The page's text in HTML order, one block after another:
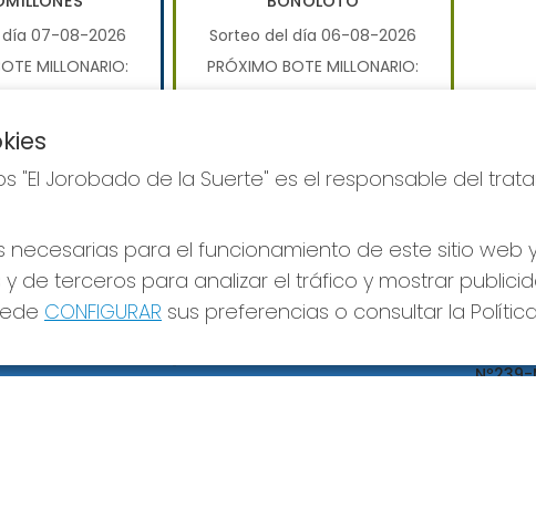
07-08-2026
MILLONARIO:
Sorteo del día 06-08-2026
PRÓXIMO BOTE MILLONARIO:
JUGAR BONOLOTO
"EL
REDES SOCIALES
"El Jorobado de la Suerte" es el responsable del
necesarias para el funcionamiento de este sitio web
y de terceros para analizar el tráfico y mostrar
CONFIGURAR sus preferencias o consultar la